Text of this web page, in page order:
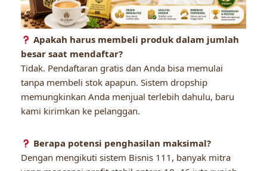
Apakah harus membeli produk dalam jumlah
besar saat mendaftar?
Tidak. Pendaftaran gratis dan Anda bisa memulai
tanpa membeli stok apapun. Sistem dropship
memungkinkan Anda menjual terlebih dahulu, baru
kami kirimkan ke pelanggan.
Berapa potensi penghasilan maksimal?
Dengan mengikuti sistem Bisnis 111, banyak mitra